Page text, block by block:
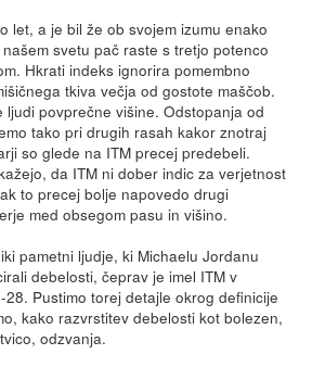
let, a je bil že ob svojem izumu enako
svetu pač raste s tretjo potenco
Hkrati indeks ignorira pomembno
tkiva večja od gostote maščob.
ljudi povprečne višine. Odstopanja od
tako pri drugih rasah kakor znotraj
so glede na ITM precej predebeli.
da ITM ni dober indic za verjetnost
to precej bolje napovedo drugi
med obsegom pasu in višino.
pametni ljudje, ki Michaelu Jordanu
debelosti, čeprav je imel ITM v
Pustimo torej detajle okrog definicije
kako razvrstitev debelosti kot bolezen,
odzvanja.